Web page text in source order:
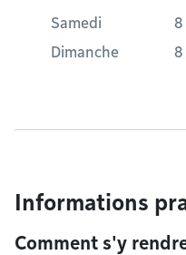
Samedi
8
Dimanche
8
Informations
Comment s'y